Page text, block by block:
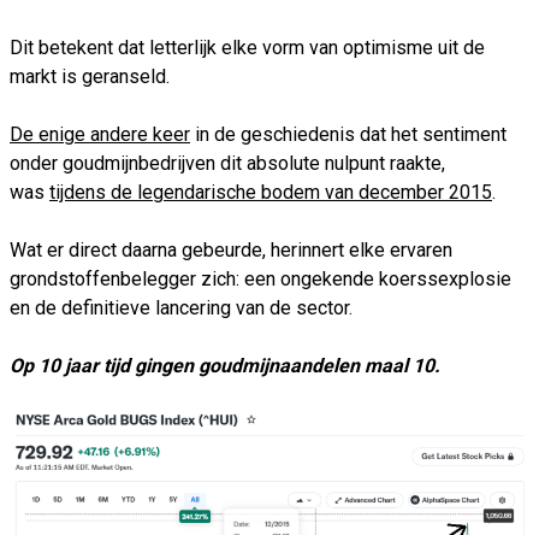
Dit betekent dat letterlijk elke vorm van optimisme uit de
markt is geranseld.
De enige andere keer in de geschiedenis dat het sentiment
onder goudmijnbedrijven dit absolute nulpunt raakte,
was tijdens de legendarische bodem van december 2015.
Wat er direct daarna gebeurde, herinnert elke ervaren
grondstoffenbelegger zich: een ongekende koerssexplosie
en de definitieve lancering van de sector.
Op 10 jaar tijd gingen goudmijnaandelen maal 10.